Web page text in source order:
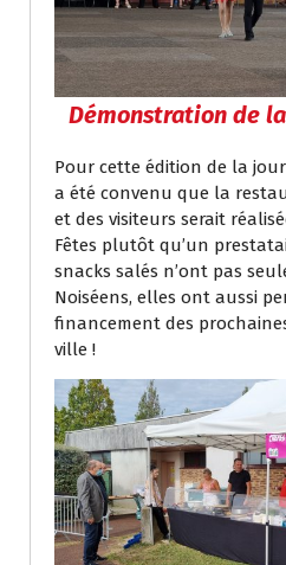
Démonstration de
Pour cette édition de la
a été convenu que la
et des visiteurs serait
Fêtes plutôt qu’un
snacks salés n’ont pas
Noiséens, elles ont aussi
financement des
ville !